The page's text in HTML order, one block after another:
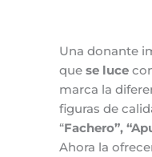
Una donante
que se luce
marca la
figuras de
“Fachero”,
Ahora la